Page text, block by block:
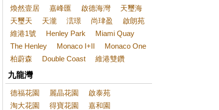
煥然壹居
嘉峰匯 啟德海灣
天璽海
天璽天
天瀧 澐璟 尚珒盈
啟朗苑
維港1號
Henley Park
Miami Quay
The Henley
Monaco I+II
Monaco One
柏蔚森
Double Coast 維港雙鑽
九龍灣
德福花園 麗晶花園
啟泰苑
淘大花園
得寶花園 嘉和園